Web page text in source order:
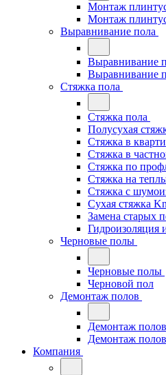
Монтаж
Монтаж
Выравнивание пола
Выравнивание
Выравнивание
Стяжка пола
Стяжка пола
Полусухая
Стяжка в
Стяжка в
Стяжка по
Стяжка на
Стяжка с
Сухая стяжка
Замена старых
Гидроизоляция
Черновые полы
Черновые полы
Черновой пол
Демонтаж полов
Демонтаж полов
Демонтаж
Компания